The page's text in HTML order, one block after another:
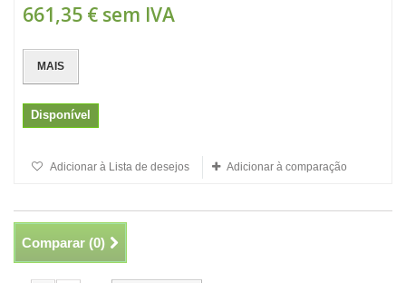
661,35 € sem IVA
MAIS
Disponível
Adicionar à Lista de desejos Adicionar à comparação
Comparar (0)